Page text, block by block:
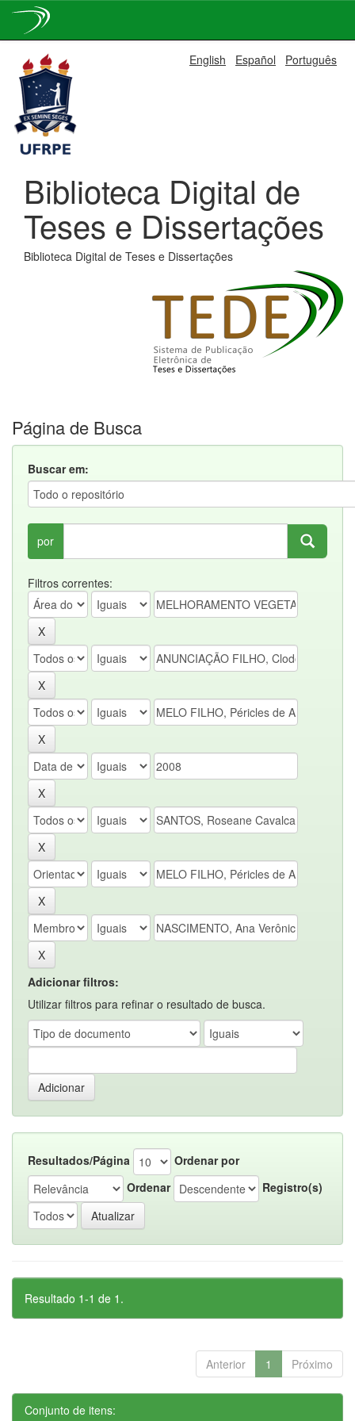
navigation
English Español Português
Biblioteca Digital de
Teses e Dissertações
Biblioteca Digital de Teses e Dissertações
Página de Busca
Buscar em:
por
Filtros correntes:
Adicionar filtros:
Utilizar filtros para refinar o resultado de busca.
Resultados/Página
Ordenar por
Ordenar
Registro(s)
Resultado 1-1 de 1.
Anterior 1 Próximo
Conjunto de itens: